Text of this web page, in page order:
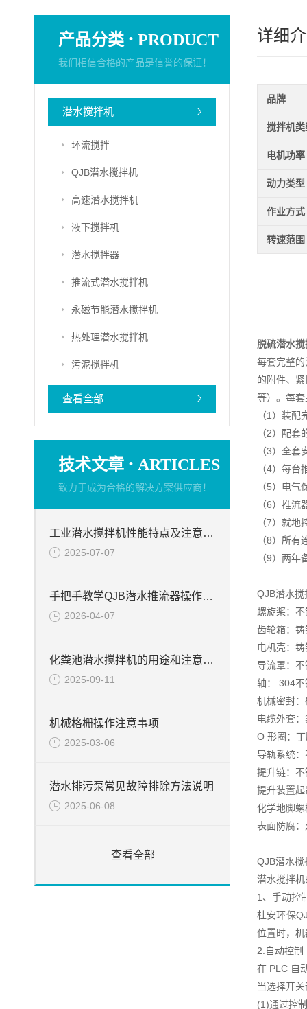
产品分类 · PRODUCT
我们相信合格的产品是信誉的保证！
潜水搅拌机
环流搅拌
QJB潜水搅拌机
高速潜水搅拌机
液下搅拌机
潜水搅拌器
推流式潜水搅拌机
永磁节能潜水搅拌机
热处理潜水搅拌机
污泥搅拌机
查看全部
技术文章 · ARTICLES
致力于成为合格的解决方案供应商！
工业潜水搅拌机性能特点及注意事项和维护
2025-07-07
手把手教学QJB潜水推流器操作流程
2026-04-07
化粪池潜水搅拌机的用途和注意事项
2025-09-11
机械格栅操作注意事项
2025-03-06
潜水排污泵常见故障排除方法说明
2025-06-08
查看全部
详细
品牌
搅拌机类
电机功率
动力类型
作业方式
转速范围
脱硫潜水
每套完整
的附件、
等）。每
（1）装配
（2）配
（3）全
（4）每台
（5）电
（6）推
（7）就地
（8）所
（9）两
QJB潜水
螺旋桨：
齿轮箱：
电机壳：
导流罩：
轴： 304不
机械密封
电缆外套
O 形圈：
导轨系统
提升链：
提升装置
化学地脚
表面防腐
QJB潜水
潜水搅拌
1、手动控
杜安环保
位置时，
2.自动控制
在 PLC 自
当选择开
(1)通过控